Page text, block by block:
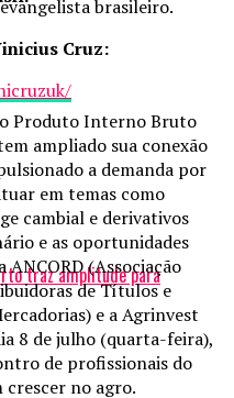
brasileiro.
Cruz:
traz amplitude para
Produto Interno Bruto
ampliado sua conexão
a demanda por
em temas como
cambial e derivativos
e as oportunidades
ANCORD (Associação
de Títulos e
e a Agrinvest
8 de julho (quarta-feira),
de profissionais do
crescer no agro.